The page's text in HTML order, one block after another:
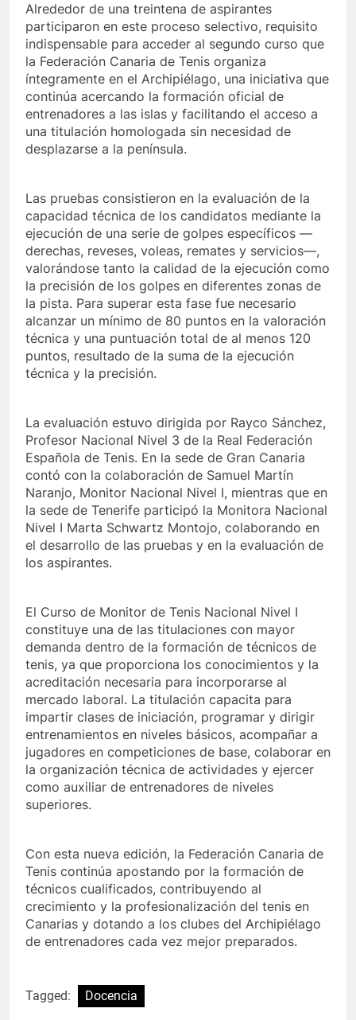
Alrededor de una treintena de aspirantes
participaron en este proceso selectivo, requisito
indispensable para acceder al segundo curso que
la Federación Canaria de Tenis organiza
íntegramente en el Archipiélago, una iniciativa que
continúa acercando la formación oficial de
entrenadores a las islas y facilitando el acceso a
una titulación homologada sin necesidad de
desplazarse a la península.
Las pruebas consistieron en la evaluación de la
capacidad técnica de los candidatos mediante la
ejecución de una serie de golpes específicos —
derechas, reveses, voleas, remates y servicios—,
valorándose tanto la calidad de la ejecución como
la precisión de los golpes en diferentes zonas de
la pista. Para superar esta fase fue necesario
alcanzar un mínimo de 80 puntos en la valoración
técnica y una puntuación total de al menos 120
puntos, resultado de la suma de la ejecución
técnica y la precisión.
La evaluación estuvo dirigida por Rayco Sánchez,
Profesor Nacional Nivel 3 de la Real Federación
Española de Tenis. En la sede de Gran Canaria
contó con la colaboración de Samuel Martín
Naranjo, Monitor Nacional Nivel I, mientras que en
la sede de Tenerife participó la Monitora Nacional
Nivel I Marta Schwartz Montojo, colaborando en
el desarrollo de las pruebas y en la evaluación de
los aspirantes.
El Curso de Monitor de Tenis Nacional Nivel I
constituye una de las titulaciones con mayor
demanda dentro de la formación de técnicos de
tenis, ya que proporciona los conocimientos y la
acreditación necesaria para incorporarse al
mercado laboral. La titulación capacita para
impartir clases de iniciación, programar y dirigir
entrenamientos en niveles básicos, acompañar a
jugadores en competiciones de base, colaborar en
la organización técnica de actividades y ejercer
como auxiliar de entrenadores de niveles
superiores.
Con esta nueva edición, la Federación Canaria de
Tenis continúa apostando por la formación de
técnicos cualificados, contribuyendo al
crecimiento y la profesionalización del tenis en
Canarias y dotando a los clubes del Archipiélago
de entrenadores cada vez mejor preparados.
Tagged: Docencia